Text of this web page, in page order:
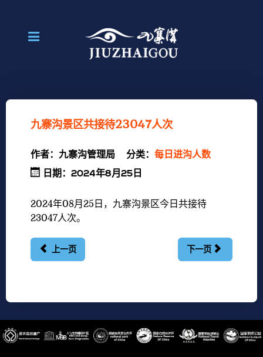
九寨沟景区共接待23047人次
作者： 九寨沟管理局 分类： 每日进沟人数
日期：2024年8月25日
2024年08月25 日，九寨沟景区今日共接待
23047人次。
上一页 下一页